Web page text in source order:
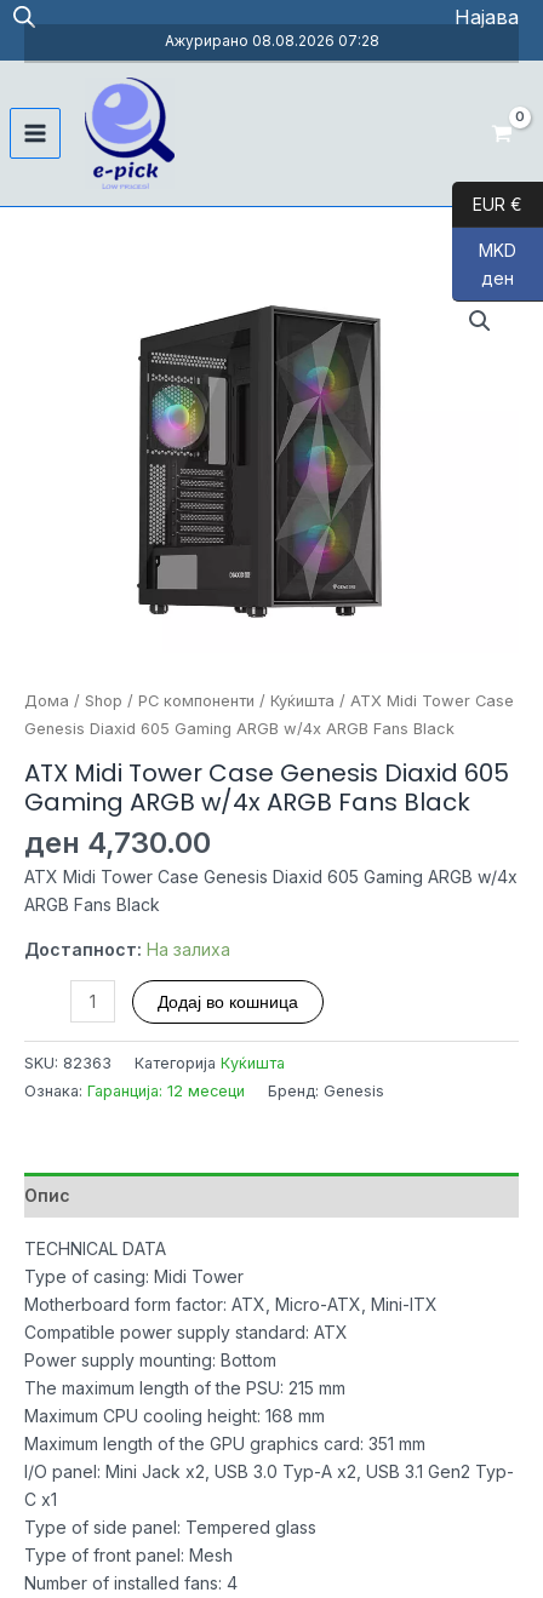
Skip
content
Најава
Ажурирано 08.08.2026 07:28
Main
Дома / Shop / PC компоненти / Куќишта / ATX Midi Tower Case
Genesis Diaxid 605 Gaming ARGB w/4x ARGB Fans Black
ATX Midi Tower Case Genesis Diaxid 605
Gaming ARGB w/4x ARGB Fans Black
ден 4,730.00
ATX Midi Tower Case Genesis Diaxid 605 Gaming ARGB w/4x
ARGB Fans Black
Достапност: На залиха
Tower
Gaming
ARGB
w/4x
ARGB
Fans
Black
количина
Додај во кошница
SKU: 82363 Категорија Куќишта
Ознака: Гаранција: 12 месеци Бренд: Genesis
Опис
TECHNICAL DATA
Type of casing: Midi Tower
Motherboard form factor: ATX, Micro-ATX, Mini-ITX
Compatible power supply standard: ATX
Power supply mounting: Bottom
The maximum length of the PSU: 215 mm
Maximum CPU cooling height: 168 mm
Maximum length of the GPU graphics card: 351 mm
I/O panel: Mini Jack x2, USB 3.0 Typ-A x2, USB 3.1 Gen2 Typ-
C x1
Type of side panel: Tempered glass
Type of front panel: Mesh
Number of installed fans: 4
EUR €
MKD
ден